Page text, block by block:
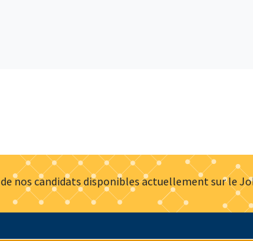
nos candidats disponibles actuellement sur le